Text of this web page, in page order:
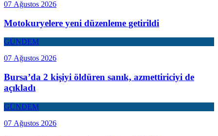
07 Ağustos 2026
Motokuryelere yeni düzenleme getirildi
GÜNDEM
07 Ağustos 2026
Bursa’da 2 kişiyi öldüren sanık, azmettiriciyi de
açıkladı
GÜNDEM
07 Ağustos 2026